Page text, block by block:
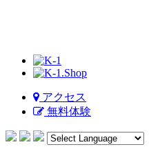
アクセス
無料体験